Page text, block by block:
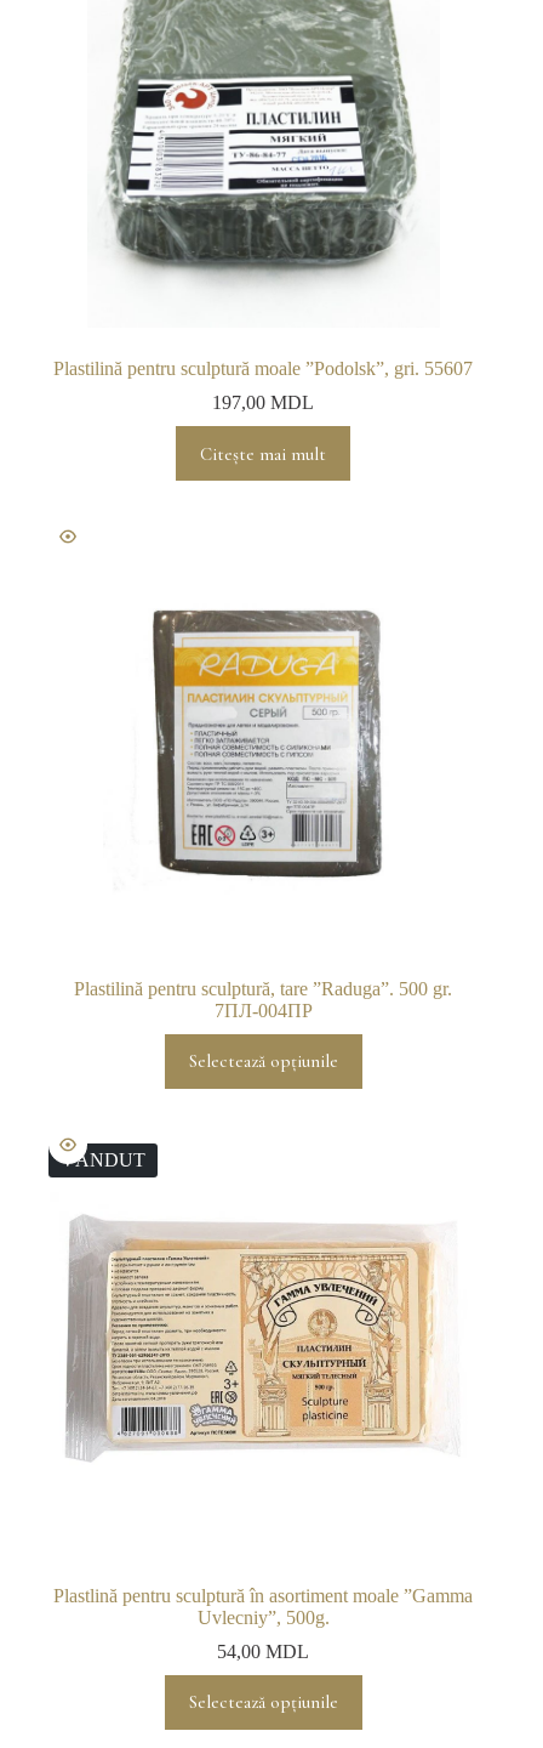
alese
în
pagina
produsului.
Plastilină pentru sculptură moale ”Podolsk”, gri. 55607
197,00MDL
Citește mai mult
Plastilină pentru sculptură, tare ”Raduga”. 500 gr.
7ПЛ-004ПР
Selectează opțiunile
produs
are
fi
alese
în
pagina
produsului.
VÂNDUT
Plastlină pentru sculptură în asortiment moale ”Gamma
Uvlecniy”, 500g.
54,00MDL
Selectează opțiunile
produs
are